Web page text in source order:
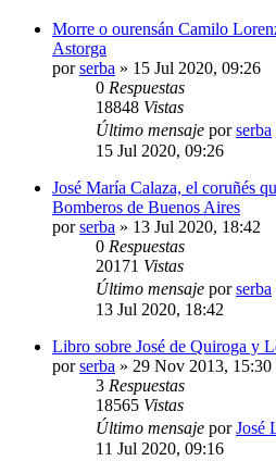
Morre o ourensán Camilo
Astorga
porserba » 15 Jul 2020, 09:26
0 Respuestas
18848 Vistas
Último mensaje porserba
15 Jul 2020, 09:26
José María Calaza, el coruñés
Bomberos de Buenos Aires
porserba » 13 Jul 2020, 18:42
0 Respuestas
20171 Vistas
Último mensaje porserba
13 Jul 2020, 18:42
Libro sobre José de Quiroga y
porserba » 29 Nov 2013, 15:30
3 Respuestas
18565 Vistas
Último mensaje porJosé
11 Jul 2020, 09:16